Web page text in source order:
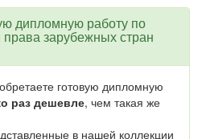
дипломную работу по
права зарубежных стран
готовую дипломную
раз дешевле, чем такая же
в нашей коллекции